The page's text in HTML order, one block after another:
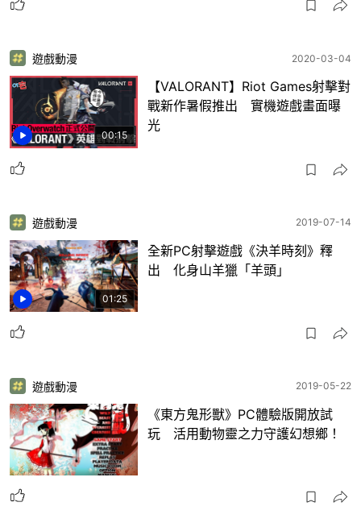
00:15
遊戲動漫 2020-03-04
【VALORANT】Riot Games射擊對
戰新作暑假推出 實機遊戲畫面曝
光
01:25
遊戲動漫 2019-07-14
全新PC射擊遊戲《決羊時刻》釋
出 化身山羊獵「羊頭」
遊戲動漫 2019-05-22
《東方鬼形獸》PC體驗版開放試
玩 活用動物靈之力守護幻想鄉！